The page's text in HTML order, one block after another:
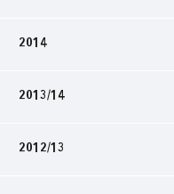
2014
2013/14
2012/13